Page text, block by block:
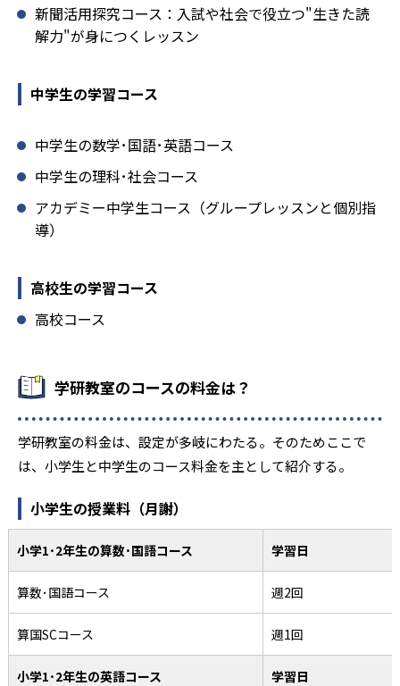
新聞活用探究コース：入試や社会で役立つ"生きた読
解力"が身につくレッスン
中学生の学習コース
中学生の数学･国語･英語コース
中学生の理科･社会コース
アカデミー中学生コース（グループレッスンと個別指
導）
高校生の学習コース
高校コース
学研教室のコースの料金は？
学研教室の料金は、設定が多岐にわたる。そのためここで
は、小学生と中学生のコース料金を主として紹介する。
小学生の授業料（月謝）
小学1･2年生の算数･国語コース 学習日
算数･国語コース 週2回
算国SCコース 週1回
小学1･2年生の英語コース 学習日